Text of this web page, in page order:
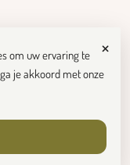
×
om uw ervaring te
je akkoord met onze